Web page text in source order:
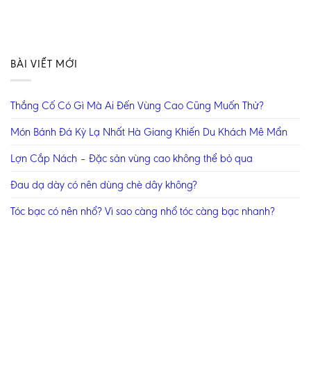
BÀI VIẾT MỚI
Thắng Cố Có Gì Mà Ai Đến Vùng Cao Cũng Muốn Thử?
Món Bánh Đá Kỳ Lạ Nhất Hà Giang Khiến Du Khách Mê Mẩn
Lợn Cắp Nách – Đặc sản vùng cao không thể bỏ qua
Đau dạ dày có nên dùng chè dây không?
Tóc bạc có nên nhổ? Vì sao càng nhổ tóc càng bạc nhanh?